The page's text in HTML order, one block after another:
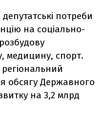
потреби
на соціально-
медицину, спорт.
обсягу Державного
на 3,2 млрд